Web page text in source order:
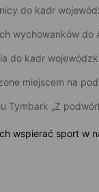
do kadr
wychowanków
do kadr
miejscem na
Tymbark „Z
wspierać sport w